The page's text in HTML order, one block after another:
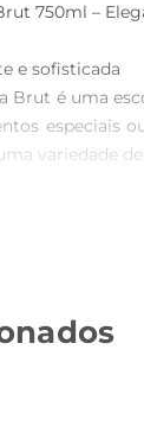
750ml –
e sofisticada
é uma
especiais
variedade